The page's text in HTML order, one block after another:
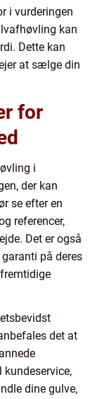
i vurderingen
kan
Dette kan
at sælge din
for
i
der kan
se efter en
referencer,
Det er også
på deres
det at
dine gulve,